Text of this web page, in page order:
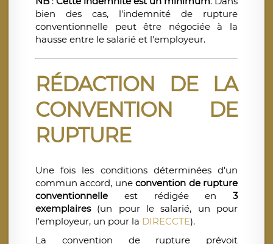
bien des cas, l'indemnité de rupture
conventionnelle peut être négociée à la
hausse entre le salarié et l'employeur.
RÉDACTION DE LA
CONVENTION DE
RUPTURE
Une fois les conditions déterminées d'un
commun accord, uneconvention de rupture
conventionnelle est rédigée en 3
exemplaires(un pour le salarié, un pour
l'employeur, un pour la DIRECCTE).
La convention de rupture prévoit